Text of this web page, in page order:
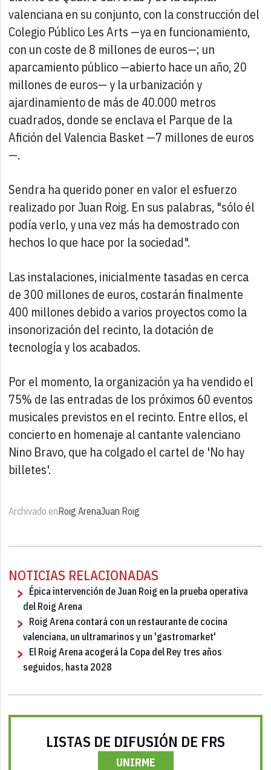
valenciana en su conjunto, con la construcción del
Colegio Público Les Arts —ya en funcionamiento,
con un coste de 8 millones de euros—; un
aparcamiento público —abierto hace un año, 20
millones de euros— y la urbanización y
ajardinamiento de más de 40.000 metros
cuadrados, donde se enclava el Parque de la
Afición del Valencia Basket —7 millones de euros
—.
Sendra ha querido poner en valor el esfuerzo
realizado por Juan Roig. En sus palabras, "sólo él
podía verlo, y una vez más ha demostrado con
hechos lo que hace por la sociedad".
Las instalaciones, inicialmente tasadas en cerca
de 300 millones de euros, costarán finalmente
400 millones debido a varios proyectos como la
insonorización del recinto, la dotación de
tecnología y los acabados.
Por el momento, la organización ya ha vendido el
75% de las entradas de los próximos 60 eventos
musicales previstos en el recinto. Entre ellos, el
concierto en homenaje al cantante valenciano
Nino Bravo, que ha colgado el cartel de 'No hay
billetes'.
Archivado enRoig ArenaJuan Roig
NOTICIAS RELACIONADAS
Épica intervención de Juan Roig en la prueba operativa
del Roig Arena
Roig Arena contará con un restaurante de cocina
valenciana, un ultramarinos y un 'gastromarket'
El Roig Arena acogerá la Copa del Rey tres años
seguidos, hasta 2028
LISTAS DE DIFUSIÓN DE FRS
UNIRME